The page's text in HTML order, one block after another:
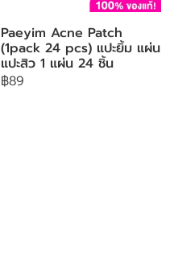
Paeyim Acne Patch
(1pack 24 pcs) แปะยิ้ม แผ่น
แปะสิว 1 แผ่น 24 ชิ้น
฿89